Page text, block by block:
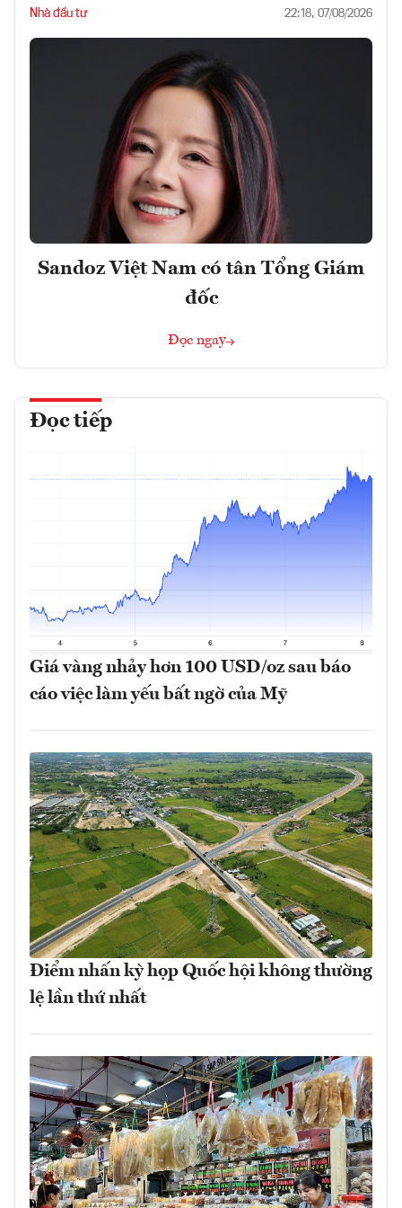
Nhà đầu tư 22:18, 07/08/2026
Sandoz Việt Nam có tân Tổng Giám
đốc
Đọc ngay
Đọc tiếp
Giá vàng nhảy hơn 100 USD/oz sau báo
cáo việc làm yếu bất ngờ của Mỹ
Điểm nhấn kỳ họp Quốc hội không thường
lệ lần thứ nhất